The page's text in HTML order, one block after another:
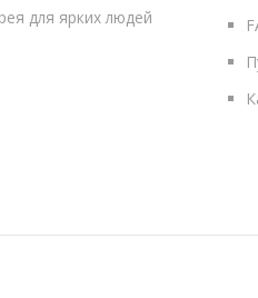
для ярких людей